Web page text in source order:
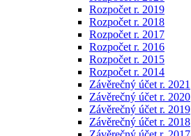
Rozpočet r. 2019
Rozpočet r. 2018
Rozpočet r. 2017
Rozpočet r. 2016
Rozpočet r. 2015
Rozpočet r. 2014
Závěrečný účet r. 2021
Závěrečný účet r. 2020
Závěrečný účet r. 2019
Závěrečný účet r. 2018